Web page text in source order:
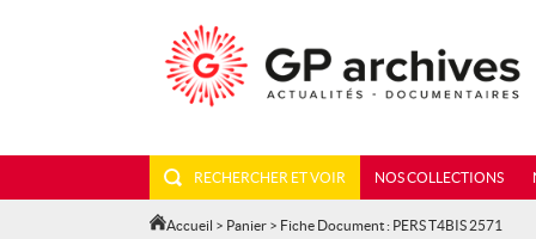
RECHERCHER ET VOIR NOS COLLECTIONS
Accueil > Panier > Fiche Document : PERS T4BIS 2571